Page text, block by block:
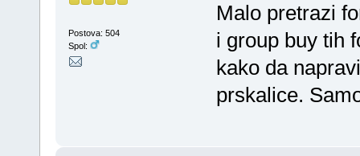
Postova: 504
Spol:
Malo pretrazi
i group buy tih
kako da
prskalice.